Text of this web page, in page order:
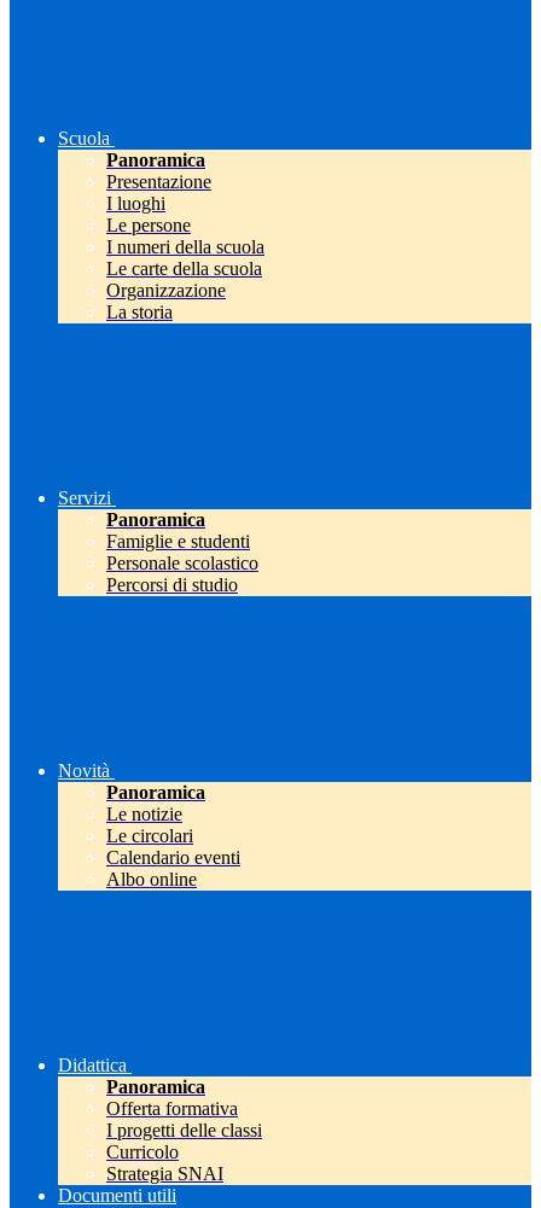
Scuola
Panoramica
Presentazione
I luoghi
Le persone
I numeri della scuola
Le carte della scuola
Organizzazione
La storia
Servizi
Panoramica
Famiglie e studenti
Personale scolastico
Percorsi di studio
Novità
Panoramica
Le notizie
Le circolari
Calendario eventi
Albo online
Didattica
Panoramica
Offerta formativa
I progetti delle classi
Curricolo
Strategia SNAI
Documenti utili